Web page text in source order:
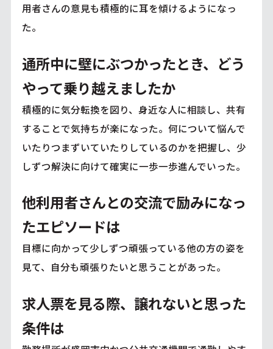
用者さんの意見も積極的に耳を傾けるようになっ
た。
通所中に壁にぶつかったとき、どう
やって乗り越えましたか
積極的に気分転換を図り、身近な人に相談し、共有
することで気持ちが楽になった。何について悩んで
いたりつまずいていたりしているのかを把握し、少
しずつ解決に向けて確実に一歩一歩進んでいった。
他利用者さんとの交流で励みになっ
たエピソードは
目標に向かって少しずつ頑張っている他の方の姿を
見て、自分も頑張りたいと思うことがあった。
求人票を見る際、譲れないと思った
条件は